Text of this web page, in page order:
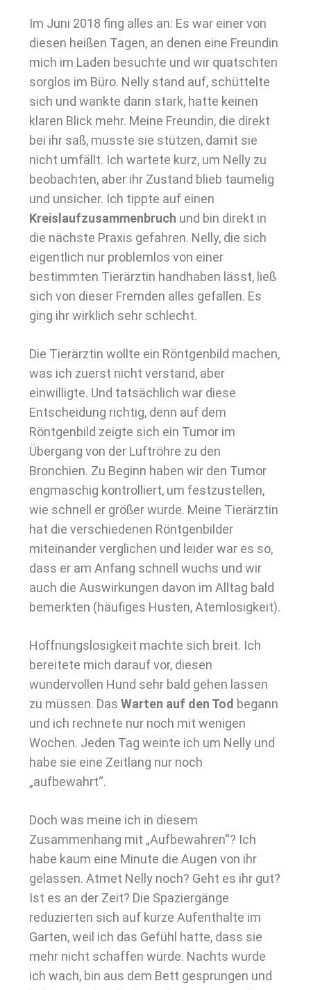
Im Juni 2018 fing alles an: Es war einer von
diesen heißen Tagen, an denen eine Freundin
mich im Laden besuchte und wir quatschten
sorglos im Büro. Nelly stand auf, schüttelte
sich und wankte dann stark, hatte keinen
klaren Blick mehr. Meine Freundin, die direkt
bei ihr saß, musste sie stützen, damit sie
nicht umfällt. Ich wartete kurz, um Nelly zu
beobachten, aber ihr Zustand blieb taumelig
und unsicher. Ich tippte auf einen
Kreislaufzusammenbruch und bin direkt in
die nächste Praxis gefahren. Nelly, die sich
eigentlich nur problemlos von einer
bestimmten Tierärztin handhaben lässt, ließ
sich von dieser Fremden alles gefallen. Es
ging ihr wirklich sehr schlecht.
Die Tierärztin wollte ein Röntgenbild machen,
was ich zuerst nicht verstand, aber
einwilligte. Und tatsächlich war diese
Entscheidung richtig, denn auf dem
Röntgenbild zeigte sich ein Tumor im
Übergang von der Luftröhre zu den
Bronchien. Zu Beginn haben wir den Tumor
engmaschig kontrolliert, um festzustellen,
wie schnell er größer wurde. Meine Tierärztin
hat die verschiedenen Röntgenbilder
miteinander verglichen und leider war es so,
dass er am Anfang schnell wuchs und wir
auch die Auswirkungen davon im Alltag bald
bemerkten (häufiges Husten, Atemlosigkeit).
Hoffnungslosigkeit machte sich breit. Ich
bereitete mich darauf vor, diesen
wundervollen Hund sehr bald gehen lassen
zu müssen. Das Warten auf den Tod begann
und ich rechnete nur noch mit wenigen
Wochen. Jeden Tag weinte ich um Nelly und
habe sie eine Zeitlang nur noch
„aufbewahrt“.
Doch was meine ich in diesem
Zusammenhang mit „Aufbewahren“? Ich
habe kaum eine Minute die Augen von ihr
gelassen. Atmet Nelly noch? Geht es ihr gut?
Ist es an der Zeit? Die Spaziergänge
reduzierten sich auf kurze Aufenthalte im
Garten, weil ich das Gefühl hatte, dass sie
mehr nicht schaffen würde. Nachts wurde
ich wach, bin aus dem Bett gesprungen und